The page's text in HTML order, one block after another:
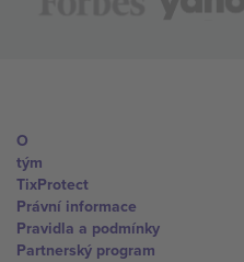
O
tým
TixProtect
Právní informace
Pravidla a podmínky
Partnerský program